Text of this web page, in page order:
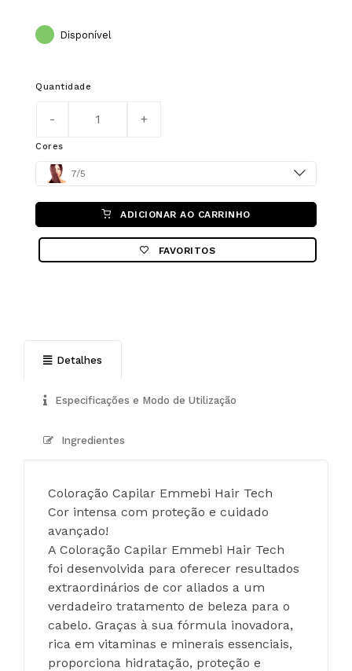
Disponível
Quantidade
Cores
Color 7/5
ADICIONAR AO CARRINHO
FAVORITOS
Detalhes
Especificações e Modo de Utilização
Ingredientes
Coloração Capilar Emmebi Hair Tech
Cor intensa com proteção e cuidado
avançado!
A Coloração Capilar Emmebi Hair Tech
foi desenvolvida para oferecer resultados
extraordinários de cor aliados a um
verdadeiro tratamento de beleza para o
cabelo. Graças à sua fórmula inovadora,
rica em vitaminas e minerais essenciais,
proporciona hidratação, proteção e